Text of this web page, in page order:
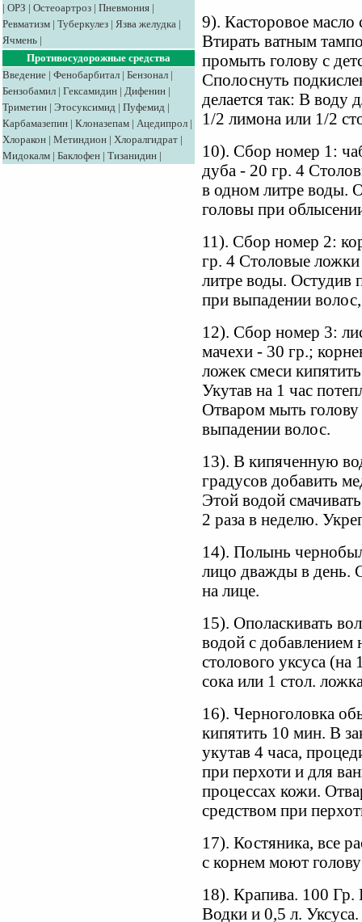
| ОРЗ | Остеоартроз | Пневмония |
Ревматизм | Туберкулез | Язва желудка |
Ячмень |
Противосудорожные средства
Введение | Фенобарбитал | Бензонал |
Бензобамил | Гексамидин | Дифенин |
Триметин | Этосуксимид | Пуфемид |
Карбамазепин | Клоназепам | Ацедипрол |
Хлоракон | Метиндион | Хлоралгидрат |
Мидокалм | Баклофен | Тизанидин |
9). Касторовое
Втирать ватным
промыть голову с
Сполоснуть
делается так: В воду
1/2 лимона или 1/2
10). Сбор номер 1:
дуба - 20 гр. 4
в одном литре воды.
головы при
11). Сбор номер 2:
гр. 4 Столовые
литре воды. Остудив
при выпадении
12). Сбор номер 3:
мачехи - 30 гр.;
ложек смеси
Укутав на 1 час
Отваром мыть голову
выпадении волос.
13). В кипяченную
градусов добавить
Этой водой
2 раза в неделю.
14). Полынь
лицо дважды в день.
на лице.
15). Ополаскивать
водой с добавлением
столового уксуса
сока или 1 стол.
16). Черноголовка
кипятить 10 мин. В
укутав 4 часа,
при перхоти и для
процессах кожи.
средством при
17). Костяника, все
с корнем моют
18). Крапива. 100 Гр.
Водки и 0,5 л.